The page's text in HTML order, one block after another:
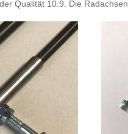
Qualität 10.9. Die